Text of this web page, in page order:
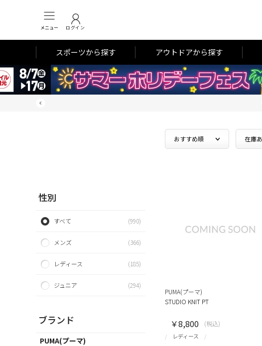
メニュー ログイン
スポーツから探す アウトドアから探す
性別
すべて (990)
メンズ (366)
レディース (185)
ジュニア (294)
ブランド
PUMA(プーマ)
PUMA(プーマ)
STUDIO KNIT PT
レディース
￥8,800 (税込)